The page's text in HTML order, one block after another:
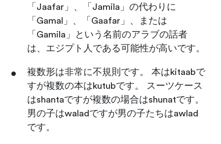
「Jaafar」、「Jamila」の代わりに
「Gamal」、「Gaafar」、または
「Gamila」という名前のアラブの話者
は、エジプト人である可能性が高いです。
複数形は非常に不規則です。 本はkitaabで
すが複数の本はkutubです。 スーツケース
はshantaですが複数の場合はshunatです。
男の子はwaladですが男の子たちはawlad
です。